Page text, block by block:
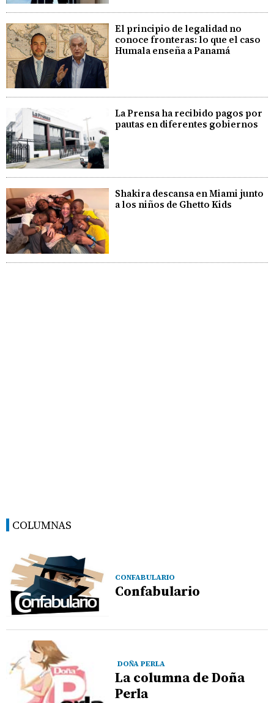
El principio de legalidad no
conoce fronteras: lo que el caso
Humala enseña a Panamá
La Prensa ha recibido pagos por
pautas en diferentes gobiernos
Shakira descansa en Miami junto
a los niños de Ghetto Kids
COLUMNAS
CONFABULARIO
Confabulario
DOÑA PERLA
La columna de Doña
Perla